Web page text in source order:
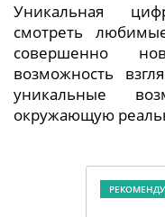
Уникальная
смотреть
совершенно
возможность
уникальные
окружающую